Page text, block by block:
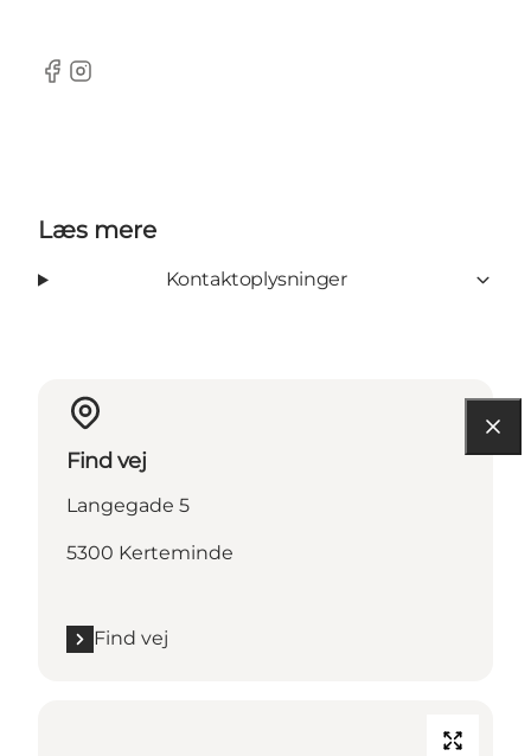
Facebook
Instagram
Læs mere
Kontaktoplysninger
Find vej
Langegade 5
5300 Kerteminde
Find vej